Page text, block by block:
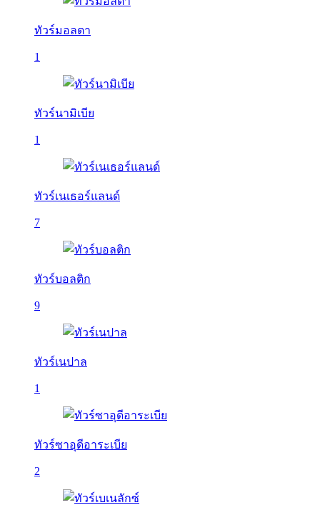
ทัวร์มอลตา
1
ทัวร์นามิเบีย
1
ทัวร์เนเธอร์แลนด์
7
ทัวร์บอลติก
9
ทัวร์เนปาล
1
ทัวร์ซาอุดีอาระเบีย
2